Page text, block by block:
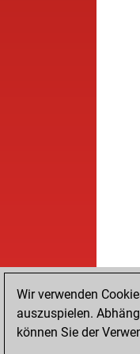
Wir verwenden
auszuspielen.
können Sie der